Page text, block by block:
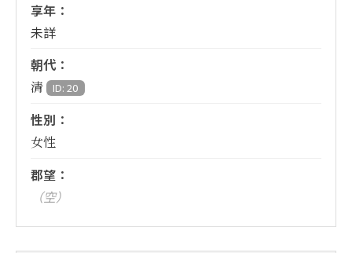
享年：
未詳
朝代：
清 ID: 20
性別：
女性
郡望：
（空）